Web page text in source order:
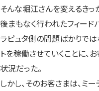
そんな堀江さんを変えるき
後まもなく行われたフィード
ラピュタ側の問題ばかりで
トを稼働させていくことに、
状況だった。
しかし、そのお客さまは、ミ